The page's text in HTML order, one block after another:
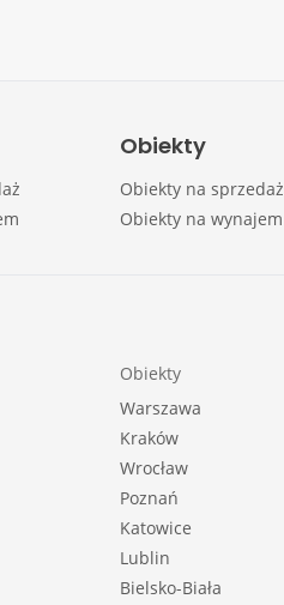
Obiekty
Obiekty na sprzedaż
Obiekty na wynajem
Obiekty
Warszawa
Kraków
Wrocław
Poznań
Katowice
Lublin
Bielsko-Biała